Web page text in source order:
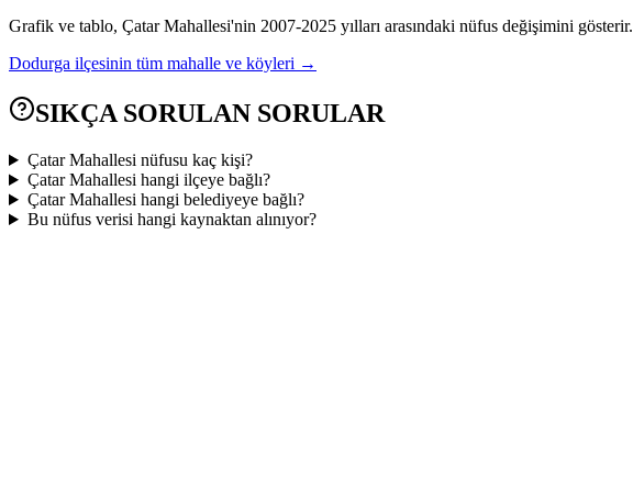
Grafik ve tablo, ÇatarMahallesi'nin 2007-2025 yılları arasındaki nüfus değişimini gösterir.
Dodurga ilçesinin tüm mahalle ve köyleri →
SIKÇA SORULAN SORULAR
Çatar Mahallesi nüfusu kaç kişi?
Çatar Mahallesi hangi ilçeye bağlı?
Çatar Mahallesi hangi belediyeye bağlı?
Bu nüfus verisi hangi kaynaktan alınıyor?